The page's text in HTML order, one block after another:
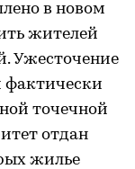
в новом
жителей
Ужесточение
фактически
точечной
отдан
жилье